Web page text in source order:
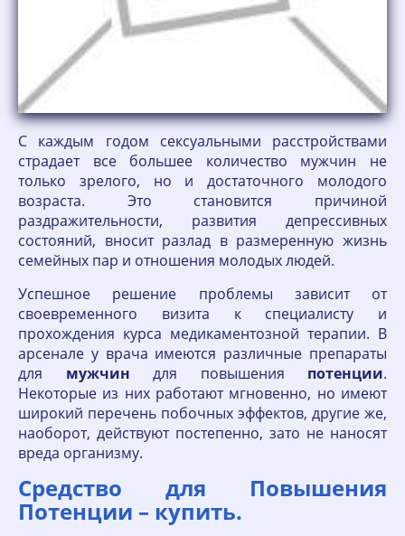
С каждым годом сексуальными расстройствами
страдает все большее количество мужчин не
только зрелого, но и достаточного молодого
возраста. Это становится причиной
раздражительности, развития депрессивных
состояний, вносит разлад в размеренную жизнь
семейных пар и отношения молодых людей.
Успешное решение проблемы зависит от
своевременного визита к специалисту и
прохождения курса медикаментозной терапии. В
арсенале у врача имеются различные препараты
для мужчин для повышения потенции.
Некоторые из них работают мгновенно, но имеют
широкий перечень побочных эффектов, другие же,
наоборот, действуют постепенно, зато не наносят
вреда организму.
Средство для Повышения
Потенции – купить.